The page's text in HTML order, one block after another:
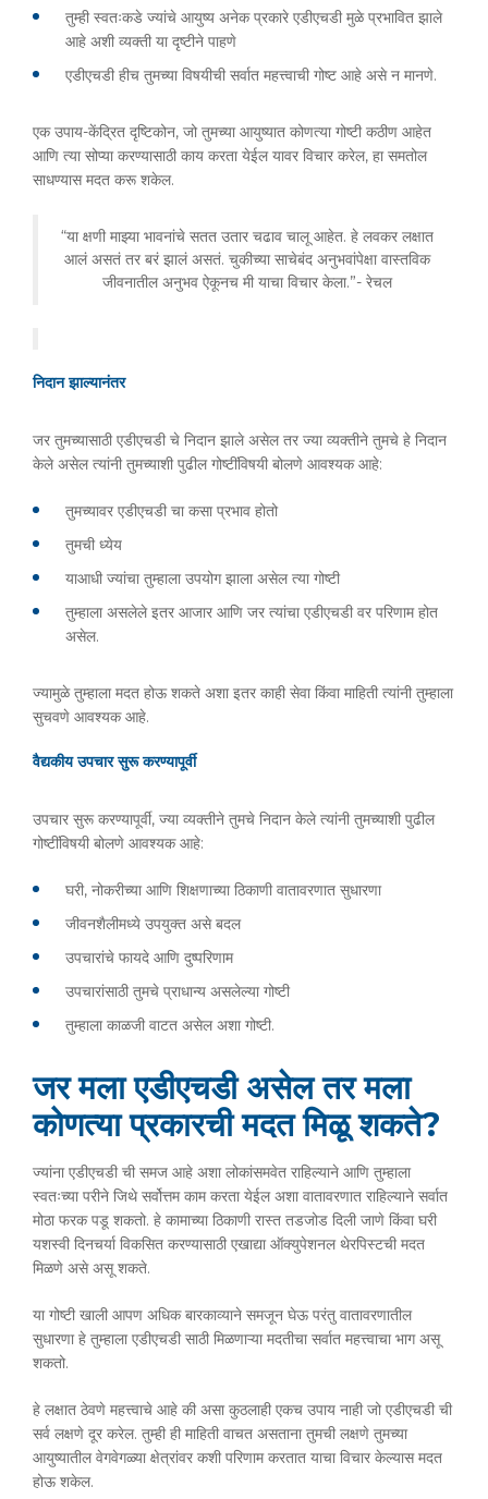
तुम्ही स्वतःकडे ज्यांचे आयुष्य अनेक प्रकारे एडीएचडी मुळे प्रभावित झाले
आहे अशी व्यक्ती या दृष्टीने पाहणे
एडीएचडी हीच तुमच्या विषयीची सर्वात महत्त्वाची गोष्ट आहे असे न मानणे.
एक उपाय-केंद्रित दृष्टिकोन, जो तुमच्या आयुष्यात कोणत्या गोष्टी कठीण आहेत
आणि त्या सोप्या करण्यासाठी काय करता येईल यावर विचार करेल, हा समतोल
साधण्यास मदत करू शकेल.
“या क्षणी माझ्या भावनांचे सतत उतार चढाव चालू आहेत. हे लवकर लक्षात
आलं असतं तर बरं झालं असतं. चुकीच्या साचेबंद अनुभवांपेक्षा वास्तविक
जीवनातील अनुभव ऐकूनच मी याचा विचार केला.”- रेचल
निदान झाल्यानंतर
जर तुमच्यासाठी एडीएचडी चे निदान झाले असेल तर ज्या व्यक्तीने तुमचे हे निदान
केले असेल त्यांनी तुमच्याशी पुढील गोष्टींविषयी बोलणे आवश्यक आहे:
तुमच्यावर एडीएचडी चा कसा प्रभाव होतो
तुमची ध्येय
याआधी ज्यांचा तुम्हाला उपयोग झाला असेल त्या गोष्टी
तुम्हाला असलेले इतर आजार आणि जर त्यांचा एडीएचडी वर परिणाम होत
असेल.
ज्यामुळे तुम्हाला मदत होऊ शकते अशा इतर काही सेवा किंवा माहिती त्यांनी तुम्हाला
सुचवणे आवश्यक आहे.
वैद्यकीय उपचार सुरू करण्यापूर्वी
उपचार सुरू करण्यापूर्वी, ज्या व्यक्तीने तुमचे निदान केले त्यांनी तुमच्याशी पुढील
गोष्टींविषयी बोलणे आवश्यक आहे:
घरी, नोकरीच्या आणि शिक्षणाच्या ठिकाणी वातावरणात सुधारणा
जीवनशैलीमध्ये उपयुक्त असे बदल
उपचारांचे फायदे आणि दुष्परिणाम
उपचारांसाठी तुमचे प्राधान्य असलेल्या गोष्टी
तुम्हाला काळजी वाटत असेल अशा गोष्टी.
जर मला एडीएचडी असेल तर मला
कोणत्या प्रकारची मदत मिळू शकते?
ज्यांना एडीएचडी ची समज आहे अशा लोकांसमवेत राहिल्याने आणि तुम्हाला
स्वतःच्या परीने जिथे सर्वोत्तम काम करता येईल अशा वातावरणात राहिल्याने सर्वात
मोठा फरक पडू शकतो. हे कामाच्या ठिकाणी रास्त तडजोड दिली जाणे किंवा घरी
यशस्वी दिनचर्या विकसित करण्यासाठी एखाद्या ऑक्युपेशनल थेरपिस्टची मदत
मिळणे असे असू शकते.
या गोष्टी खाली आपण अधिक बारकाव्याने समजून घेऊ परंतु वातावरणातील
सुधारणा हे तुम्हाला एडीएचडी साठी मिळणाऱ्या मदतीचा सर्वात महत्त्वाचा भाग असू
शकतो.
हे लक्षात ठेवणे महत्त्वाचे आहे की असा कुठलाही एकच उपाय नाही जो एडीएचडी ची
सर्व लक्षणे दूर करेल. तुम्ही ही माहिती वाचत असताना तुमची लक्षणे तुमच्या
आयुष्यातील वेगवेगळ्या क्षेत्रांवर कशी परिणाम करतात याचा विचार केल्यास मदत
होऊ शकेल.